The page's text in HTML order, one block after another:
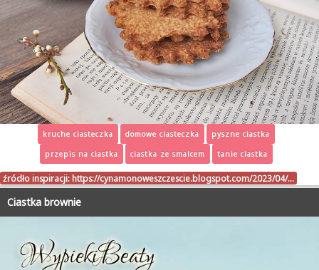
kruche ciasteczka domowe ciasteczka
pyszne ciastka
przepis na ciastka
ciastka ze smalcem tanie ciastka
źródło inspiracji: https://cynamonoweszczescie.blogspot.com/2023/04/…
Ciastka brownie